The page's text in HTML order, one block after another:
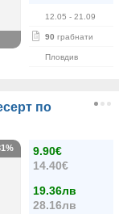
12.05 - 21.09
90 грабнати
Пловдив
по
9.90€
14.40€
19.36лв
28.16лв